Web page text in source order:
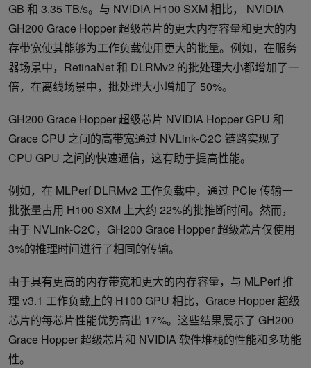
GB 和 3.35 TB/s。与 NVIDIA H100 SXM 相比， NVIDIA
GH200 Grace Hopper 超级芯片的更大内存容量和更大的内
存带宽使其能够为工作负载使用更大的批量。例如，在服务
器场景中，RetinaNet 和 DLRMv2 的批处理大小都增加了一
倍，在离线场景中，批处理大小增加了 50%。
GH200 Grace Hopper 超级芯片 NVIDIA Hopper GPU 和
Grace CPU 之间的高带宽通过 NVLink-C2C 链路实现了
CPU GPU 之间的快速通信，这有助于提高性能。
例如，在 MLPerf DLRMv2 工作负载中，通过 PCIe 传输一
批张量占用 H100 SXM 上大约 22%的批推断时间。然而，
由于 NVLink-C2C，GH200 Grace Hopper 超级芯片仅使用
3%的推理时间进行了相同的传输。
由于具有更高的内存带宽和更大的内存容量，与 MLPerf 推
理 v3.1 工作负载上的 H100 GPU 相比，Grace Hopper 超级
芯片的每芯片性能优势高出 17%。这些结果展示了 GH200
Grace Hopper 超级芯片和 NVIDIA 软件堆栈的性能和多功能
性。